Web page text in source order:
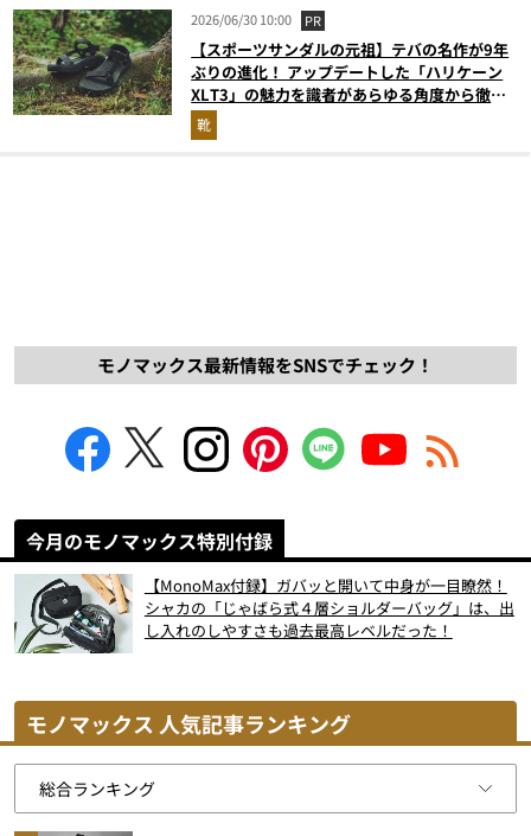
2026/06/30 10:00 PR
【スポーツサンダルの元祖】テバの名作が9年
ぶりの進化！ アップデートした「ハリケーン
XLT3」の魅力を識者があらゆる角度から徹底
解説！
靴
モノマックス最新情報をSNSでチェック！
今月のモノマックス特別付録
【MonoMax付録】ガバッと開いて中身が一目瞭然！
シャカの「じゃばら式４層ショルダーバッグ」は、出
し入れのしやすさも過去最高レベルだった！
モノマックス 人気記事ランキング